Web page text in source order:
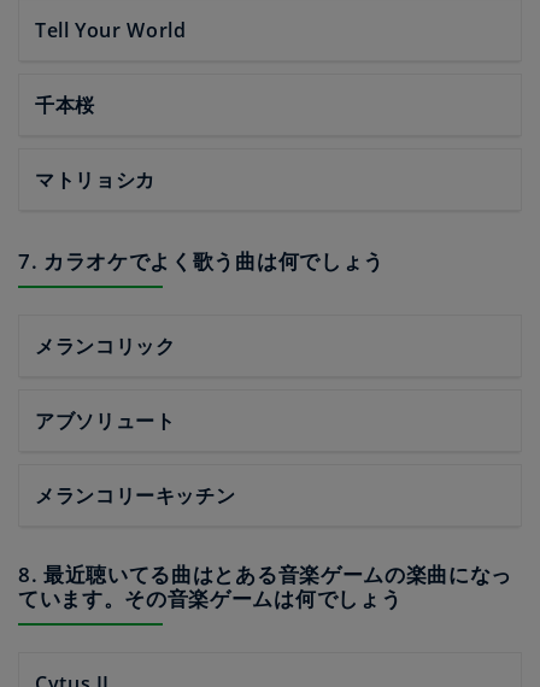
Tell Your World
千本桜
マトリョシカ
7. カラオケでよく歌う曲は何でしょう
メランコリック
アブソリュート
メランコリーキッチン
8. 最近聴いてる曲はとある音楽ゲームの楽曲になっ
ています。その音楽ゲームは何でしょう